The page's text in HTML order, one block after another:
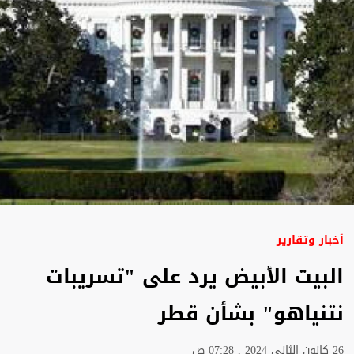
أخبار وتقارير
البيت الأبيض يرد على "تسريبات
نتنياهو" بشأن قطر